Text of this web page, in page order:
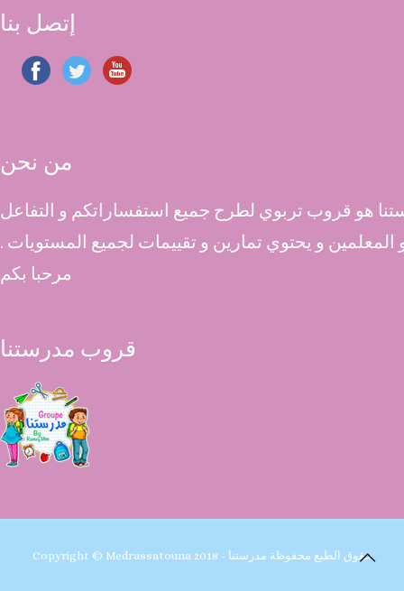
إتصل بنا
من نحن
هو قروب تربوي لطرح جميع استفساراتكم و التفاعل
و المعلمين و يحتوي تمارين و تقييمات لجميع المستويات .
مرحبا بكم
قروب مدرستنا
Copyright © Medrassatouna 2018 - حقوق الطبع محفوظة مدرستنا